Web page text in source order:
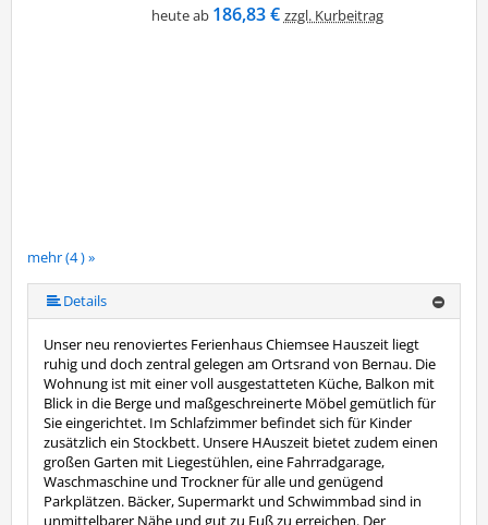
mehr (4 ) »
heute ab 186,83 € zzgl. Kurbeitrag
Details
Unser neu renoviertes Ferienhaus Chiemsee Hauszeit liegt
ruhig und doch zentral gelegen am Ortsrand von Bernau. Die
Wohnung ist mit einer voll ausgestatteten Küche, Balkon mit
Blick in die Berge und maßgeschreinerte Möbel gemütlich für
Sie eingerichtet. Im Schlafzimmer befindet sich für Kinder
zusätzlich ein Stockbett. Unsere HAuszeit bietet zudem einen
großen Garten mit Liegestühlen, eine Fahrradgarage,
Waschmaschine und Trockner für alle und genügend
Parkplätzen. Bäcker, Supermarkt und Schwimmbad sind in